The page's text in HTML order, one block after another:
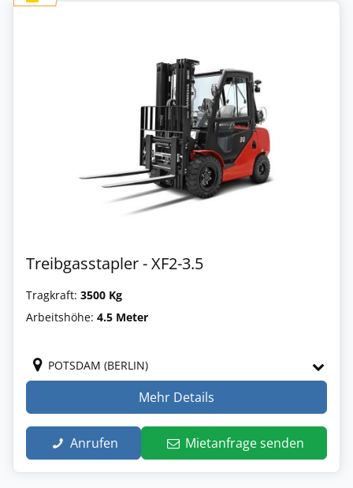
Treibgasstapler - XF2-3.5
Tragkraft: 3500 Kg
Arbeitshöhe: 4.5 Meter
POTSDAM (BERLIN)
Mehr Details
Anrufen Mietanfrage senden